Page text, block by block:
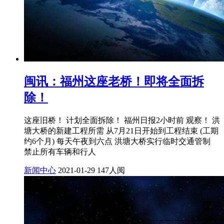
闽讯：福州这座老桥！即将全面拆
除！
这座旧桥！ 计划全面拆除！ 福州日报2小时前 观察！ 洪
塘大桥的新建工程所需 从7月21日开始到工程结束 (工期
约6个月) 每天午夜到六点 洪塘大桥实行临时交通管制
禁止所有车辆和行人
新闻中心 2021-01-29 147人阅